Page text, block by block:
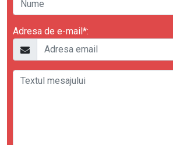
Adresa de e-mail*: